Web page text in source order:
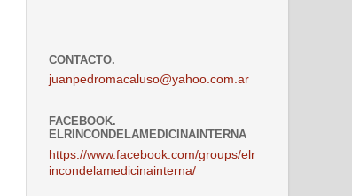
CONTACTO.
juanpedromacaluso@yahoo.com.ar
FACEBOOK.
ELRINCONDELAMEDICINAINTERNA
https://www.facebook.com/groups/elr
incondelamedicinainterna/